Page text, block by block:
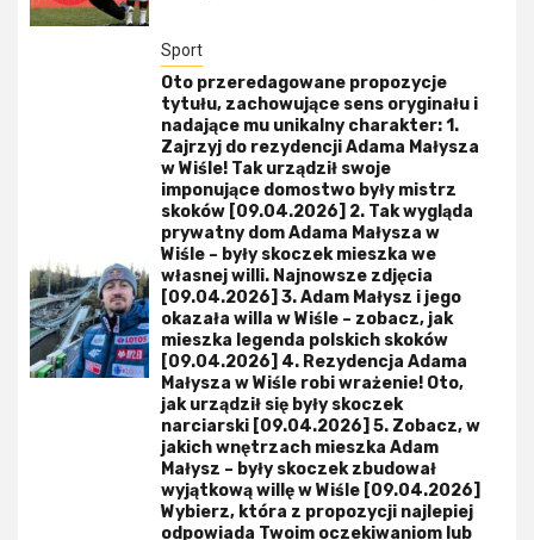
Sport
Oto przeredagowane propozycje
tytułu, zachowujące sens oryginału i
nadające mu unikalny charakter: 1.
Zajrzyj do rezydencji Adama Małysza
w Wiśle! Tak urządził swoje
imponujące domostwo były mistrz
skoków [09.04.2026] 2. Tak wygląda
prywatny dom Adama Małysza w
Wiśle – były skoczek mieszka we
własnej willi. Najnowsze zdjęcia
[09.04.2026] 3. Adam Małysz i jego
okazała willa w Wiśle – zobacz, jak
mieszka legenda polskich skoków
[09.04.2026] 4. Rezydencja Adama
Małysza w Wiśle robi wrażenie! Oto,
jak urządził się były skoczek
narciarski [09.04.2026] 5. Zobacz, w
jakich wnętrzach mieszka Adam
Małysz – były skoczek zbudował
wyjątkową willę w Wiśle [09.04.2026]
Wybierz, która z propozycji najlepiej
odpowiada Twoim oczekiwaniom lub